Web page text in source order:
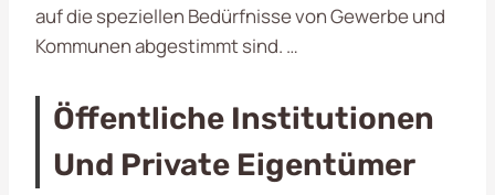
auf die speziellen Bedürfnisse von Gewerbe und
Kommunen abgestimmt sind. …
Öffentliche Institutionen
Und Private Eigentümer